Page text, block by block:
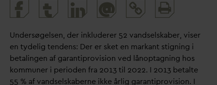
@
and
Undersøgelsen, der inkluderer 52 vandselskaber, viser
en tydelig tendens: Der er sket en markant stigning i
betalingen af garantiprovision ved lånoptagning hos
kommuner i perioden fra 2013 til 2022. I 2013 betalte
55 % af vandselskaberne ikke årlig garantiprovision. I